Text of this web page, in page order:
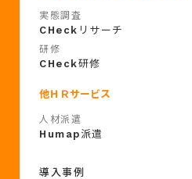
実態調査
CHeck リサーチ
研修
CHeck研修
他ＨＲサービス
人材派遣
Humap 派遣
導入事例